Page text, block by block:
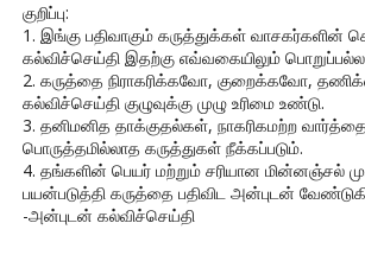
குறிப்பு:
1. இங்கு பதிவாகும் கருத்துக்கள் வாசகர்களின்
கல்விச்செய்தி இதற்கு எவ்வகையிலும்
2. கருத்தை நிராகரிக்கவோ, குறைக்கவோ,
கல்விச்செய்தி குழுவுக்கு முழு உரிமை உண்டு.
3. தனிமனித தாக்குதல்கள், நாகரிகமற்ற
பொருத்தமில்லாத கருத்துகள் நீக்கப்படும்.
4. தங்களின் பெயர் மற்றும் சரியான மின்னஞ்சல்
பயன்படுத்தி கருத்தை பதிவிட அன்புடன்
-அன்புடன் கல்விச்செய்தி